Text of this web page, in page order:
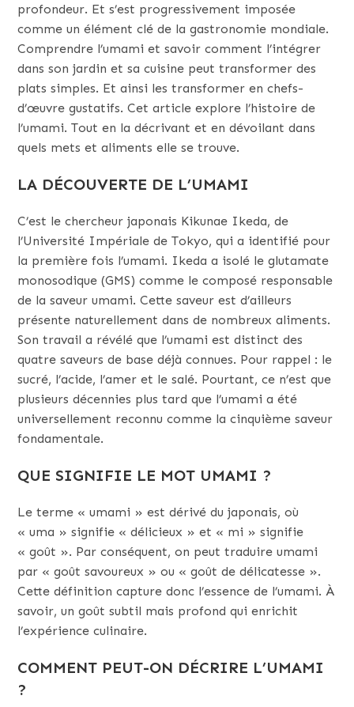
profondeur. Et s’est progressivement imposée
comme un élément clé de la gastronomie mondiale.
Comprendre l’umami et savoir comment l’intégrer
dans son jardin et sa cuisine peut transformer des
plats simples. Et ainsi les transformer en chefs-
d’œuvre gustatifs. Cet article explore l’histoire de
l’umami. Tout en la décrivant et en dévoilant dans
quels mets et aliments elle se trouve.
LA DÉCOUVERTE DE L’UMAMI
C’est le chercheur japonais Kikunae Ikeda, de
l’Université Impériale de Tokyo, qui a identifié pour
la première fois l’umami. Ikeda a isolé le glutamate
monosodique (GMS) comme le composé responsable
de la saveur umami. Cette saveur est d’ailleurs
présente naturellement dans de nombreux aliments.
Son travail a révélé que l’umami est distinct des
quatre saveurs de base déjà connues. Pour rappel : le
sucré, l’acide, l’amer et le salé. Pourtant, ce n’est que
plusieurs décennies plus tard que l’umami a été
universellement reconnu comme la cinquième saveur
fondamentale.
QUE SIGNIFIE LE MOT UMAMI ?
Le terme « umami » est dérivé du japonais, où
« uma » signifie « délicieux » et « mi » signifie
« goût ». Par conséquent, on peut traduire umami
par « goût savoureux » ou « goût de délicatesse ».
Cette définition capture donc l’essence de l’umami. À
savoir, un goût subtil mais profond qui enrichit
l’expérience culinaire.
COMMENT PEUT-ON DÉCRIRE L’UMAMI
?